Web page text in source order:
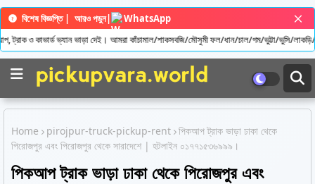
বিশেষ বিজ্ঞপ্তি | আরও পড়ুন|
WhatsApp
কাভার্ড ভ্যান ভাড়া দেই। আমরা কাঁচামাল/শাকসবজি/মৌসুমী ফল/ধান/চাল/গম/ভুট্টা/ভুসি/লাকড়ি/
Home pirojpur-truck-pickup-rent পিকআপ ট্রাক ভাড়া ঢাকা থেকে
পিরোজপুর এবং পিরোজপুর থেকে সারাদেশে | হটলাইন ০১৭৭১৫৩৬৯৯৯।
পিকআপ ট্রাক ভাড়া ঢাকা থেকে পিরোজপুর এবং